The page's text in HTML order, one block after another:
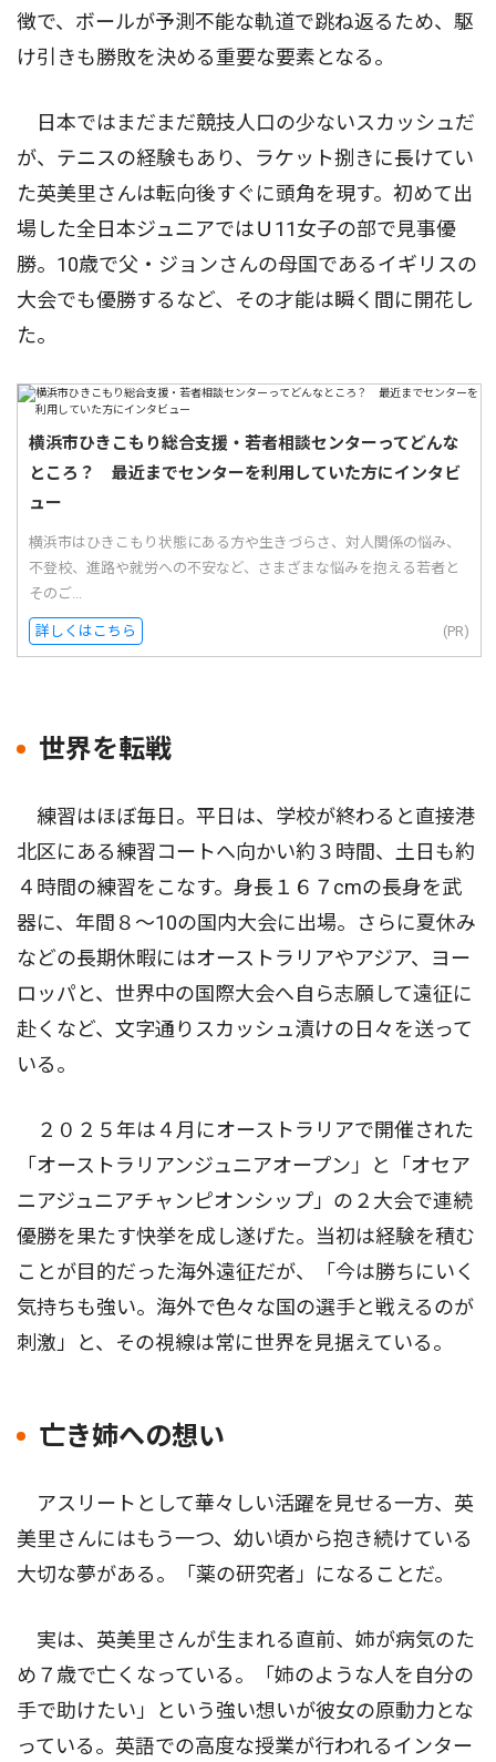
徴で、ボールが予測不能な軌道で跳ね返るため、駆
け引きも勝敗を決める重要な要素となる。
日本ではまだまだ競技人口の少ないスカッシュだ
が、テニスの経験もあり、ラケット捌きに長けてい
た英美里さんは転向後すぐに頭角を現す。初めて出
場した全日本ジュニアではＵ11女子の部で見事優
勝。10歳で父・ジョンさんの母国であるイギリスの
大会でも優勝するなど、その才能は瞬く間に開花し
た。
横浜市ひきこもり総合支援・若者相談センターってどんな
ところ？ 最近までセンターを利用していた方にインタビ
ュー
横浜市はひきこもり状態にある方や生きづらさ、対人関係の悩み、
不登校、進路や就労への不安など、さまざまな悩みを抱える若者と
そのご...
詳しくはこちら (PR)
世界を転戦
練習はほぼ毎日。平日は、学校が終わると直接港
北区にある練習コートへ向かい約３時間、土日も約
４時間の練習をこなす。身長１６７cmの長身を武
器に、年間８〜10の国内大会に出場。さらに夏休み
などの長期休暇にはオーストラリアやアジア、ヨー
ロッパと、世界中の国際大会へ自ら志願して遠征に
赴くなど、文字通りスカッシュ漬けの日々を送って
いる。
２０２５年は４月にオーストラリアで開催された
「オーストラリアンジュニアオープン」と「オセア
ニアジュニアチャンピオンシップ」の２大会で連続
優勝を果たす快挙を成し遂げた。当初は経験を積む
ことが目的だった海外遠征だが、「今は勝ちにいく
気持ちも強い。海外で色々な国の選手と戦えるのが
刺激」と、その視線は常に世界を見据えている。
亡き姉への想い
アスリートとして華々しい活躍を見せる一方、英
美里さんにはもう一つ、幼い頃から抱き続けている
大切な夢がある。「薬の研究者」になることだ。
実は、英美里さんが生まれる直前、姉が病気のた
め７歳で亡くなっている。「姉のような人を自分の
手で助けたい」という強い想いが彼女の原動力とな
っている。英語での高度な授業が行われるインター